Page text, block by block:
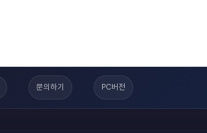
문의하기 PC버전